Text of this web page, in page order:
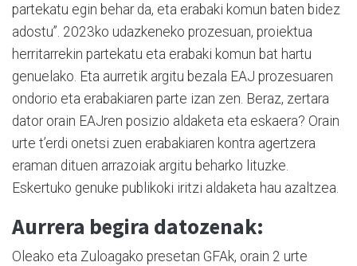
partekatu egin behar da, eta erabaki komun baten bidez
adostu”. 2023ko udazkeneko prozesuan, proiektua
herritarrekin partekatu eta erabaki komun bat hartu
genuelako. Eta aurretik argitu bezala EAJ prozesuaren
ondorio eta erabakiaren parte izan zen. Beraz, zertara
dator orain EAJren posizio aldaketa eta eskaera? Orain
urte t’erdi onetsi zuen erabakiaren kontra agertzera
eraman dituen arrazoiak argitu beharko lituzke.
Eskertuko genuke publikoki iritzi aldaketa hau azaltzea.
Aurrera begira datozenak:
Oleako eta Zuloagako presetan GFAk, orain 2 urte